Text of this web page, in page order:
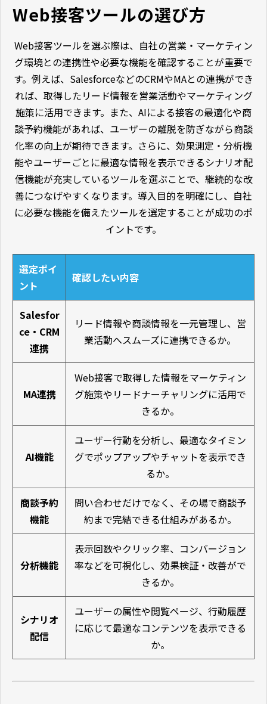
Web接客ツールの選び方
Web接客ツールを選ぶ際は、自社の営業・マーケティン
グ環境との連携性や必要な機能を確認することが重要で
す。例えば、SalesforceなどのCRMやMAとの連携ができ
れば、取得したリード情報を営業活動やマーケティング
施策に活用できます。また、AIによる接客の最適化や商
談予約機能があれば、ユーザーの離脱を防ぎながら商談
化率の向上が期待できます。さらに、効果測定・分析機
能やユーザーごとに最適な情報を表示できるシナリオ配
信機能が充実しているツールを選ぶことで、継続的な改
善につなげやすくなります。導入目的を明確にし、自社
に必要な機能を備えたツールを選定することが成功のポ
イントです。
選定ポイ
ント
確認したい内容
Salesfor
ce・CRM
連携
リード情報や商談情報を一元管理し、営
業活動へスムーズに連携できるか。
MA連携
Web接客で取得した情報をマーケティン
グ施策やリードナーチャリングに活用で
きるか。
AI機能
ユーザー行動を分析し、最適なタイミン
グでポップアップやチャットを表示でき
るか。
商談予約
機能
問い合わせだけでなく、その場で商談予
約まで完結できる仕組みがあるか。
分析機能
表示回数やクリック率、コンバージョン
率などを可視化し、効果検証・改善がで
きるか。
シナリオ
配信
ユーザーの属性や閲覧ページ、行動履歴
に応じて最適なコンテンツを表示できる
か。